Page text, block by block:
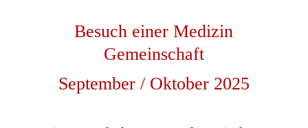
Besuch einer Medizin
Gemeinschaft
September / Oktober 2025